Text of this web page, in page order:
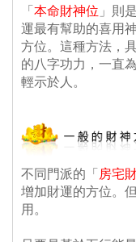
「本命財神位 」則
運最有幫助的喜用
方位。這種方法，
的八字功力，一直
輕示於人。
不同門派的「房宅
增加財運的方位。
用。